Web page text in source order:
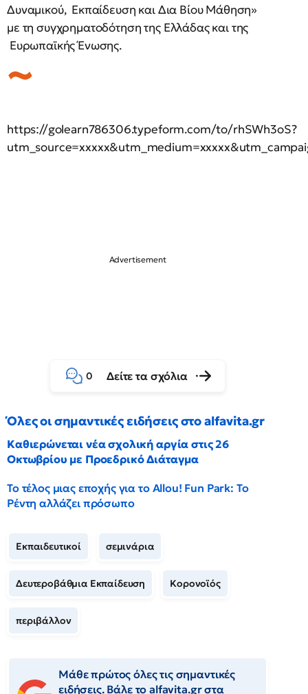
Δυναμικού, Εκπαίδευση και Δια Βίου Μάθηση»
με τη συγχρηματοδότηση της Ελλάδας και της
Ευρωπαϊκής Ένωσης.
https://golearn786306.typeform.com/to/rhSWh3oS?
0 Δείτε τα σχόλια
Όλες οι σημαντικές ειδήσεις στο alfavita.gr
Καθιερώνεται νέα σχολική αργία στις 26
Οκτωβρίου με Προεδρικό Διάταγμα
Το τέλος μιας εποχής για το Allou! Fun Park: Το
Ρέντη αλλάζει πρόσωπο
Εκπαιδευτικοί σεμινάρια
Δευτεροβάθμια Εκπαίδευση Κορονοϊός
περιβάλλον
Μάθε πρώτος όλες τις σημαντικές
ειδήσεις. Βάλε το alfavita.gr στα